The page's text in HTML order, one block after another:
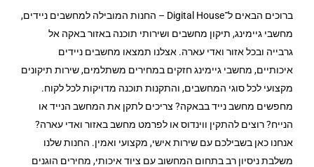
ברוכים הבאים ל־Digital House – החנות המובילה למחשבים ניידים,
מחשבי גיימינג, תיקון מחשבים ושירותי תוכנה באזור באקה אל
גרבייה ובכל אזור ואדי עארה. אצלנו תמצאו מחשבים ניידים
איכותיים, מחשבי גיימינג חזקים במחירים משתלמים, שירות תיקונים
מקצועי לכל סוגי המחשבים, והתקנות תוכנה מדויקות לכל לקוח.
מחפשים מחשב נייד בבאקה? צריכים לתקן את המחשב הנייד או
הנייח? רוצים להתקין ווינדוס או לפרמט מחשב באזור ואדי עארה?
אנחנו כאן בשבילכם עם שירות אישי, מקצועי ואמין. החנות שלנו
משלבת ניסיון רב בתחום המחשוב עם ציוד איכותי, מחירים הוגנים